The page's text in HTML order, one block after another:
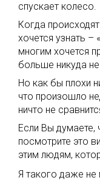
спускает колесо.
Когда
хочется узнать –
многим хочется
больше никуда
Но как бы плохи
что произошло
ничто не
Если Вы думаете,
посмотрите это
этим людям,
Я такого даже не